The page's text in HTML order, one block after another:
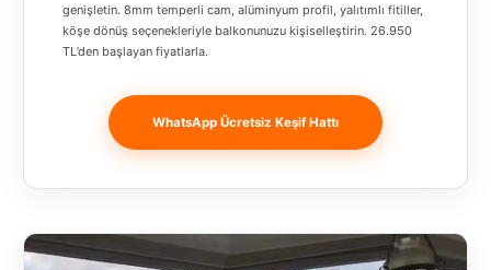
genişletin. 8mm temperli cam, alüminyum profil, yalıtımlı fitiller,
köşe dönüş seçenekleriyle balkonunuzu kişiselleştirin. 26.950
TL’den başlayan fiyatlarla.
WhatsApp Ücretsiz Keşif Hattı
Luka
Bingöl
Bosnia and